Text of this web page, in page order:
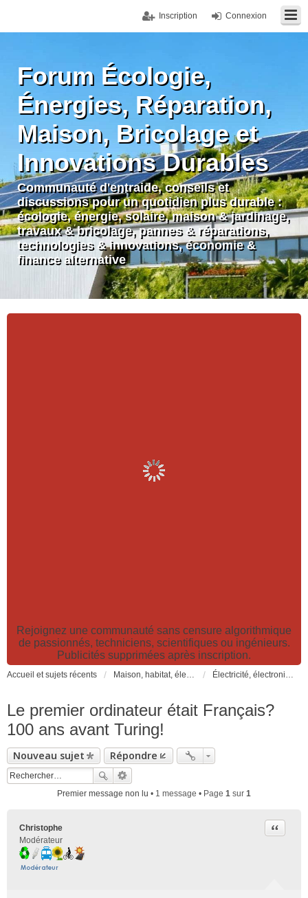
Connexion
Inscription
Forum Écologie,
Énergies, Réparation,
Maison, Bricolage et
Innovations Durables
Communauté d'entraide, conseils et
discussions pour un quotidien plus durable :
écologie, énergie, solaire, maison & jardinage,
travaux & bricolage, pannes & réparations,
technologies & innovations, économie &
finance alternative
Rejoignez une communauté sans censure algorithmique
de passionnés, techniciens, scientifiques ou ingénieurs.
Publicités supprimées après inscription.
Accueil et sujets récents Maison, habitat, électricité et jardin. Travaux et bricolage. Électricité, électronique et informatique: Hi-Tech, internet, DIY, éclairage, matériels et nouveautés
Le premier ordinateur était Français?
100 ans avant Turing!
Nouveau sujet Répondre
Premier message non lu • 1 message • Page 1 sur 1
Christophe
Modérateur
Citer